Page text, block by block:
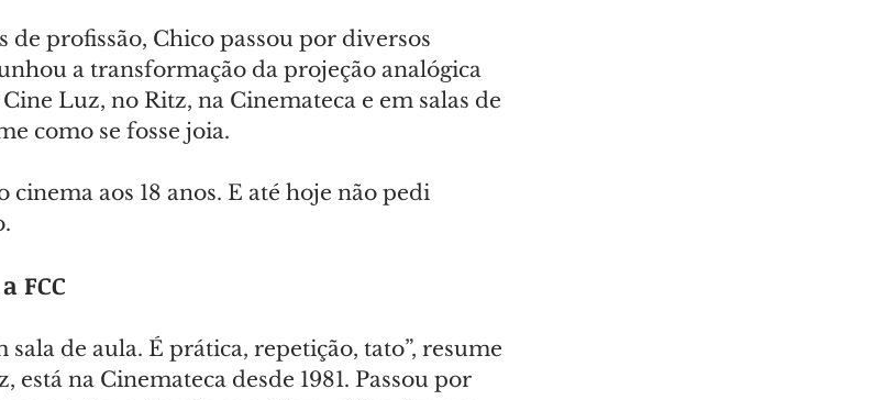
de profissão, Chico passou por diversos
a transformação da projeção analógica
Luz, no Ritz, na Cinemateca e em salas de
como se fosse joia.
cinema aos 18 anos. E até hoje não pedi
FCC
sala de aula. É prática, repetição, tato”, resume
está na Cinemateca desde 1981. Passou por